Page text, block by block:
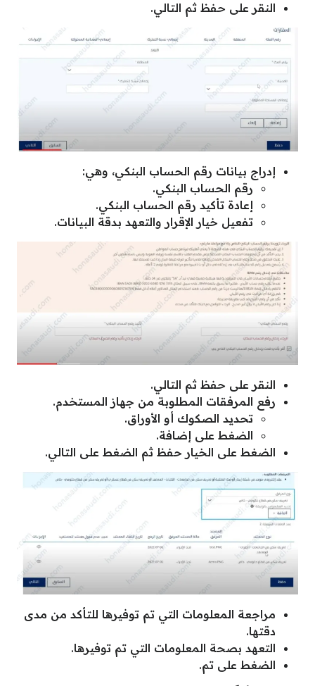
النقر على حفظ ثم التالي.
إدراج بيانات رقم الحساب البنكي، وهي:
رقم الحساب البنكي.
إعادة تأكيد رقم الحساب البنكي.
تفعيل خيار الإقرار والتعهد بدقة البيانات.
النقر على حفظ ثم التالي.
رفع المرفقات المطلوبة من جهاز المستخدم.
تحديد الصكوك أو الأوراق.
الضغط على إضافة.
الضغط على الخيار حفظ ثم الضغط على التالي.
مراجعة المعلومات التي تم توفيرها للتأكد من مدى
دقتها.
التعهد بصحة المعلومات التي تم توفيرها.
الضغط على تم.